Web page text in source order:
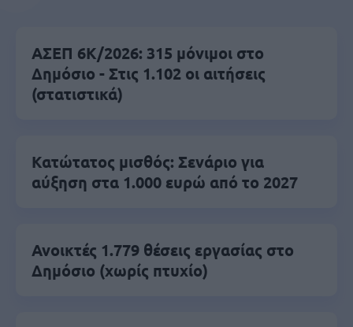
ΑΣΕΠ 6Κ/2026: 315 μόνιμοι στο
Δημόσιο - Στις 1.102 οι αιτήσεις
(στατιστικά)
Κατώτατος μισθός: Σενάριο για
αύξηση στα 1.000 ευρώ από το 2027
Ανοικτές 1.779 θέσεις εργασίας στο
Δημόσιο (χωρίς πτυχίο)